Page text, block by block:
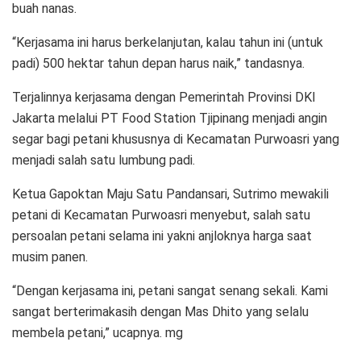
buah nanas.
“Kerjasama ini harus berkelanjutan, kalau tahun ini (untuk
padi) 500 hektar tahun depan harus naik,” tandasnya.
Terjalinnya kerjasama dengan Pemerintah Provinsi DKI
Jakarta melalui PT Food Station Tjipinang menjadi angin
segar bagi petani khususnya di Kecamatan Purwoasri yang
menjadi salah satu lumbung padi.
Ketua Gapoktan Maju Satu Pandansari, Sutrimo mewakili
petani di Kecamatan Purwoasri menyebut, salah satu
persoalan petani selama ini yakni anjloknya harga saat
musim panen.
“Dengan kerjasama ini, petani sangat senang sekali. Kami
sangat berterimakasih dengan Mas Dhito yang selalu
membela petani,” ucapnya. mg